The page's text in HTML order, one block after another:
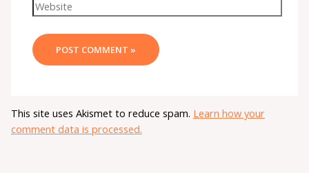
This site uses Akismet to reduce spam. Learn how your
comment data is processed.